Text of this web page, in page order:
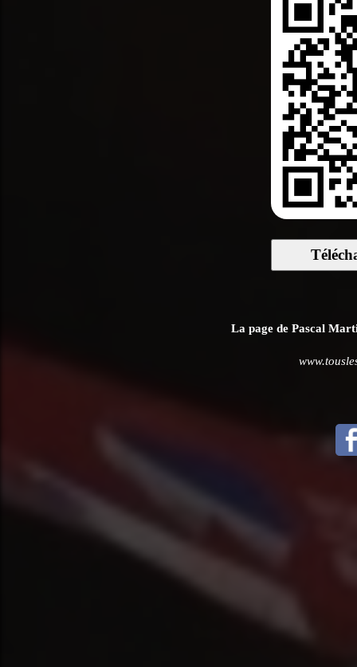
La page de Pascal